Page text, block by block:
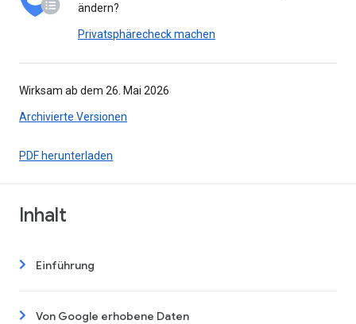
ändern?
Privatsphärecheck machen
Wirksam ab dem 26. Mai 2026
Archivierte Versionen
PDF herunterladen
Inhalt
Einführung
Von Google erhobene Daten